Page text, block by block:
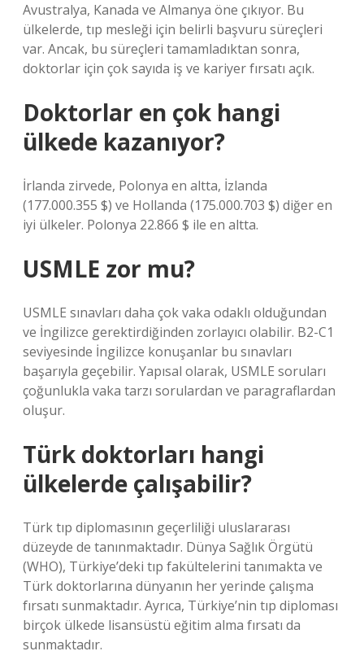
Avustralya, Kanada ve Almanya öne çıkıyor. Bu
ülkelerde, tıp mesleği için belirli başvuru süreçleri
var. Ancak, bu süreçleri tamamladıktan sonra,
doktorlar için çok sayıda iş ve kariyer fırsatı açık.
Doktorlar en çok hangi
ülkede kazanıyor?
İrlanda zirvede, Polonya en altta, İzlanda
(177.000.355 $) ve Hollanda (175.000.703 $) diğer en
iyi ülkeler. Polonya 22.866 $ ile en altta.
USMLE zor mu?
USMLE sınavları daha çok vaka odaklı olduğundan
ve İngilizce gerektirdiğinden zorlayıcı olabilir. B2-C1
seviyesinde İngilizce konuşanlar bu sınavları
başarıyla geçebilir. Yapısal olarak, USMLE soruları
çoğunlukla vaka tarzı sorulardan ve paragraflardan
oluşur.
Türk doktorları hangi
ülkelerde çalışabilir?
Türk tıp diplomasının geçerliliği uluslararası
düzeyde de tanınmaktadır. Dünya Sağlık Örgütü
(WHO), Türkiye’deki tıp fakültelerini tanımakta ve
Türk doktorlarına dünyanın her yerinde çalışma
fırsatı sunmaktadır. Ayrıca, Türkiye’nin tıp diploması
birçok ülkede lisansüstü eğitim alma fırsatı da
sunmaktadır.